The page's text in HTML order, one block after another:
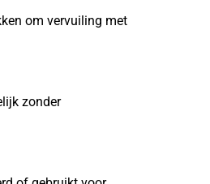
om vervuiling met
zonder